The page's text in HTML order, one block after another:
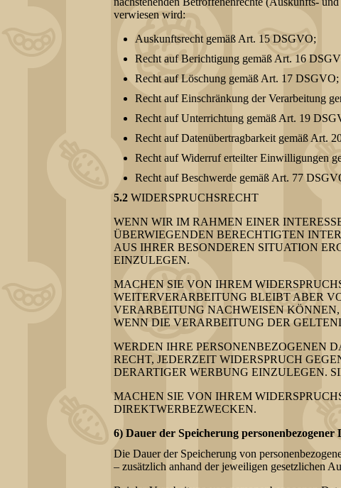
verwiesen wird:
Auskunftsrecht gemäß Art. 15 DSGVO;
Recht auf Berichtigung gemäß Art. 16
Recht auf Löschung gemäß Art. 17 DSGVO;
Recht auf Einschränkung der Verarbeitung
Recht auf Unterrichtung gemäß Art. 19
Recht auf Datenübertragbarkeit gemäß Art.
Recht auf Widerruf erteilter Einwilligungen
Recht auf Beschwerde gemäß Art. 77
5.2 WIDERSPRUCHSRECHT
WENN WIR IM RAHMEN EINER
ÜBERWIEGENDEN BERECHTIGTEN
AUS IHRER BESONDEREN SITUATION
EINZULEGEN.
MACHEN SIE VON IHREM
WEITERVERARBEITUNG BLEIBT ABER
VERARBEITUNG NACHWEISEN
WENN DIE VERARBEITUNG DER
WERDEN IHRE PERSONENBEZOGENEN
RECHT, JEDERZEIT WIDERSPRUCH
DERARTIGER WERBUNG EINZULEGEN.
MACHEN SIE VON IHREM
DIREKTWERBEZWECKEN.
6) Dauer der Speicherung personenbezogener
Die Dauer der Speicherung von
– zusätzlich anhand der jeweiligen gesetzlichen